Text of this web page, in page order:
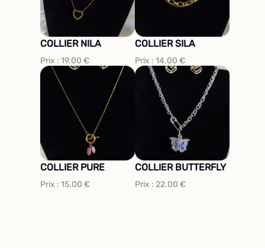
COLLIER NILA
Prix : 19.00 €
COLLIER SILA
Prix : 14.00 €
COLLIER PURE
Prix : 15.00 €
COLLIER BUTTERFLY
Prix : 22.00 €